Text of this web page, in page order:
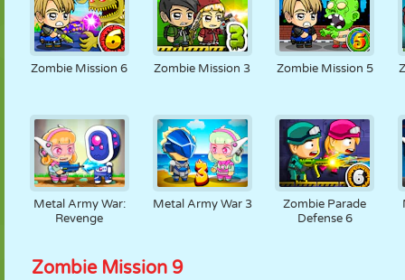
Zombie Mission 6 Zombie Mission 3 Zombie Mission 5
Metal Army War:
Revenge
Metal Army War 3
Zombie Parade
Defense 6
Zombie Mission 9